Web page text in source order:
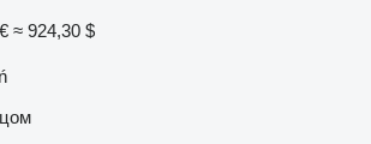
≈ 924,30 $